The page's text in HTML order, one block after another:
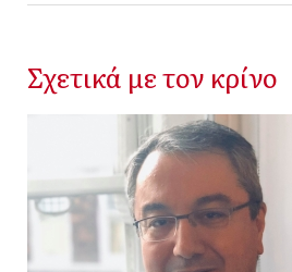
Σχετικά με τον κρίνο